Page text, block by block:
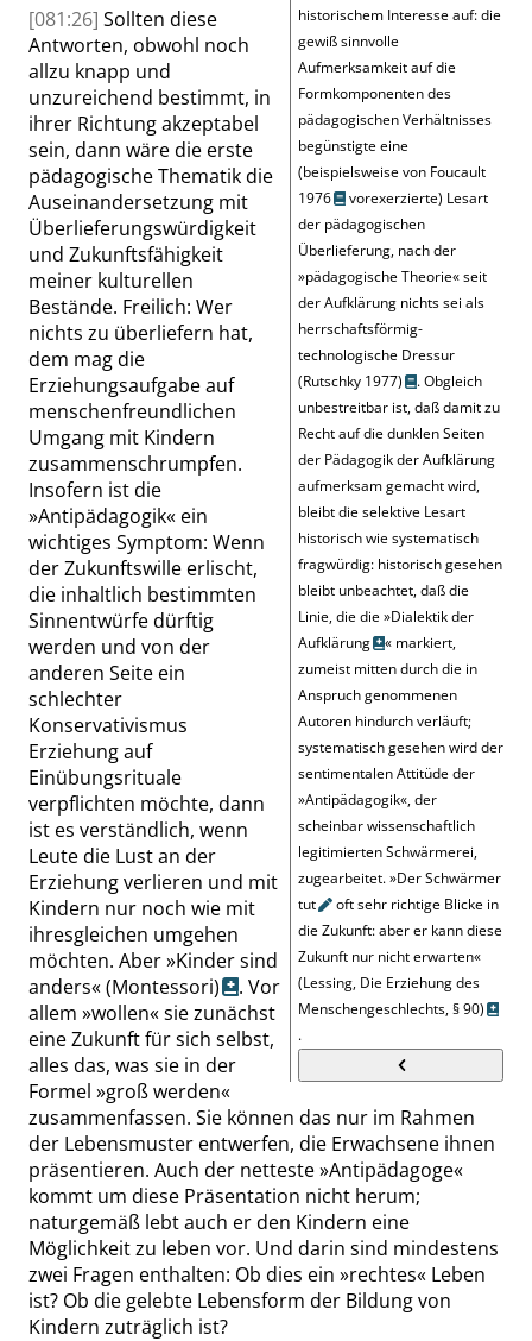
historischem Interesse auf: die
gewiß sinnvolle
Aufmerksamkeit auf die
Formkomponenten des
pädagogischen Verhältnisses
begünstigte eine
(beispielsweise von Foucault
1976
vorexerzierte) Lesart
der pädagogischen
Überlieferung, nach der
»pädagogische Theorie«seit
der Aufklärung nichts sei als
herrschaftsförmig-
technologische Dressur
(Rutschky 1977)
. Obgleich
unbestreitbar ist, daß damit zu
Recht auf die dunklen Seiten
der Pädagogik der Aufklärung
aufmerksam gemacht wird,
bleibt die selektive Lesart
historisch wie systematisch
fragwürdig: historisch gesehen
bleibt unbeachtet, daß die
Linie, die die»Dialektik der
Aufklärung
« markiert,
zumeist mitten durch die in
Anspruch genommenen
Autoren hindurch verläuft;
systematisch gesehen wird der
sentimentalen Attitüde der
»Antipädagogik«, der
scheinbar wissenschaftlich
legitimierten Schwärmerei,
zugearbeitet.»Der Schwärmer
tut
oft sehr richtige Blicke in
die Zukunft: aber er kann diese
Zukunft nur nicht erwarten«
(Lessing, Die Erziehung des
Menschengeschlechts,§ 90)
.
[081:26] Sollten diese
Antworten, obwohl noch
allzu knapp und
unzureichend bestimmt, in
ihrer Richtung akzeptabel
sein, dann wäre die erste
pädagogische Thematik die
Auseinandersetzung mit
Überlieferungswürdigkeit
und Zukunftsfähigkeit
meiner kulturellen
Bestände. Freilich: Wer
nichts zu überliefern hat,
dem mag die
Erziehungsaufgabe auf
menschenfreundlichen
Umgang mit Kindern
zusammenschrumpfen.
Insofern ist die
»Antipädagogik« ein
wichtiges Symptom: Wenn
der Zukunftswille erlischt,
die inhaltlich bestimmten
Sinnentwürfe dürftig
werden und von der
anderen Seite ein
schlechter
Konservativismus
Erziehung auf
Einübungsrituale
verpflichten möchte, dann
ist es verständlich, wenn
Leute die Lust an der
Erziehung verlieren und mit
Kindern nur noch wie mit
ihresgleichen umgehen
möchten. Aber»Kinder sind
anders«(Montessori)
. Vor
allem »wollen«sie zunächst
eine Zukunft für sich selbst,
alles das, was sie in der
Formel »groß werden«
zusammenfassen. Sie können das nur im Rahmen
der Lebensmuster entwerfen, die Erwachsene ihnen
präsentieren. Auch der netteste»Antipädagoge«
kommt um diese Präsentation nicht herum;
naturgemäß lebt auch er den Kindern eine
Möglichkeit zu leben vor. Und darin sind mindestens
zwei Fragen enthalten: Ob dies ein »rechtes« Leben
ist? Ob die gelebte Lebensform der Bildung von
Kindern zuträglich ist?